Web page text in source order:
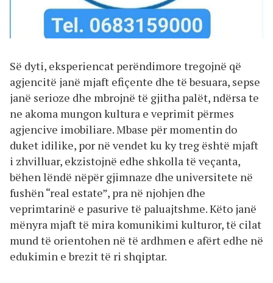
Së dyti, eksperiencat perëndimore tregojnë që
agjencitë janë mjaft efiçente dhe të besuara, sepse
janë serioze dhe mbrojnë të gjitha palët, ndërsa te
ne akoma mungon kultura e veprimit përmes
agjencive imobiliare. Mbase për momentin do
duket idilike, por në vendet ku ky treg është mjaft
i zhvilluar, ekzistojnë edhe shkolla të veçanta,
bëhen lëndë nëpër gjimnaze dhe universitete në
fushën “real estate”, pra në njohjen dhe
veprimtarinë e pasurive të paluajtshme. Këto janë
mënyra mjaft të mira komunikimi kulturor, të cilat
mund të orientohen në të ardhmen e afërt edhe në
edukimin e brezit të ri shqiptar.